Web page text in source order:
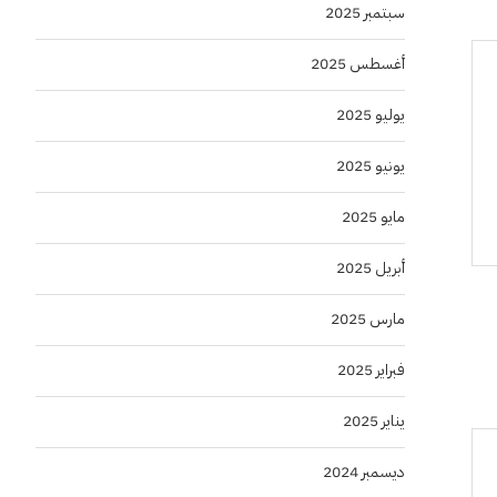
سبتمبر 2025
أغسطس 2025
يوليو 2025
يونيو 2025
مايو 2025
أبريل 2025
مارس 2025
فبراير 2025
يناير 2025
ديسمبر 2024